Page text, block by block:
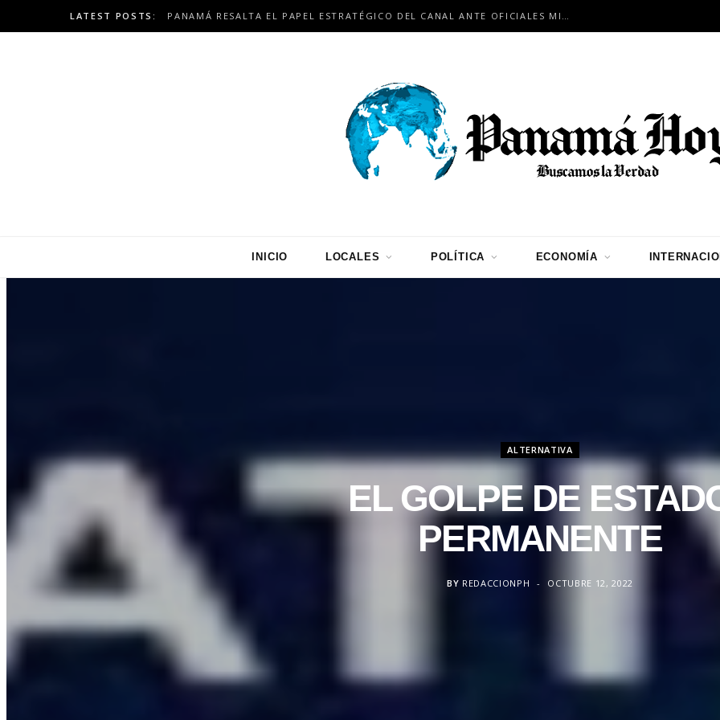
LATEST POSTS: PANAMÁ RESALTA EL PAPEL ESTRATÉGICO DEL CANAL ANTE OFICIALES MILITARES DE REPÚBLICA DOMINICANA
INICIO LOCALES POLÍTICA ECONOMÍA
ALTERNATIVA
EL GOLPE DE
PERMANENTE
BY REDACCIONPH OCTUBRE 12, 2022